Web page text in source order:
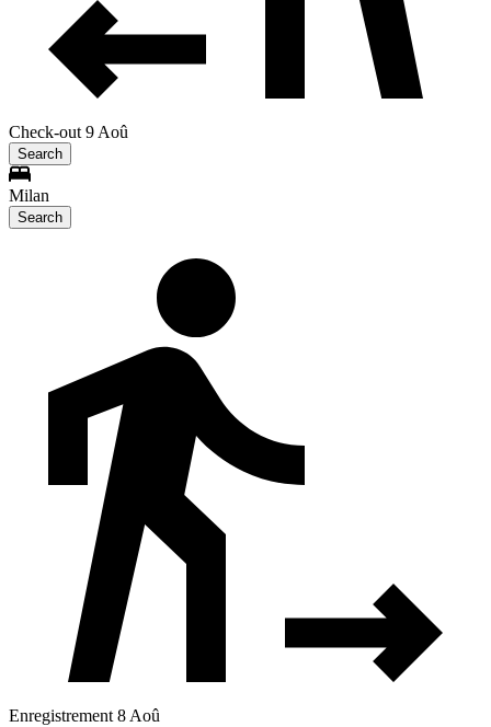
Check-out 9 Aoû
Search
Milan
Search
Enregistrement 8 Aoû